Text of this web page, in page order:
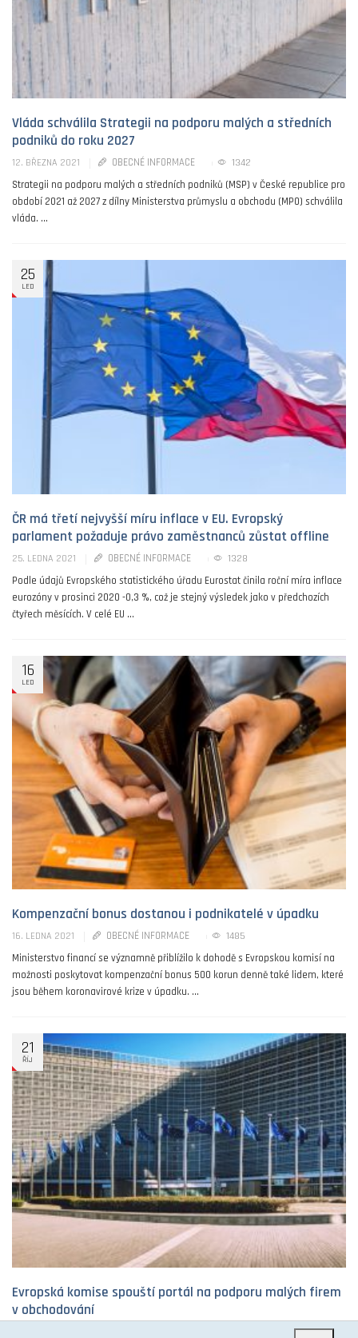
Vláda schválila Strategii na podporu malých a středních
podniků do roku 2027
12. BŘEZNA 2021 OBECNÉ INFORMACE
1342
Strategii na podporu malých a středních podniků (MSP) v České republice pro
období 2021 až 2027 z dílny Ministerstva průmyslu a obchodu (MPO) schválila
vláda. ...
25
LED
ČR má třetí nejvyšší míru inflace v EU. Evropský
parlament požaduje právo zaměstnanců zůstat offline
25. LEDNA 2021 OBECNÉ INFORMACE
1328
Podle údajů Evropského statistického úřadu Eurostat činila roční míra inflace
eurozóny v prosinci 2020 -0,3 %, což je stejný výsledek jako v předchozích
čtyřech měsících. V celé EU ...
16
LED
Kompenzační bonus dostanou i podnikatelé v úpadku
16. LEDNA 2021 OBECNÉ INFORMACE
1485
Ministerstvo financí se významně přiblížilo k dohodě s Evropskou komisí na
možnosti poskytovat kompenzační bonus 500 korun denně také lidem, které
jsou během koronavirové krize v úpadku. ...
21
ŘÍJ
Evropská komise spouští portál na podporu malých firem
v obchodování